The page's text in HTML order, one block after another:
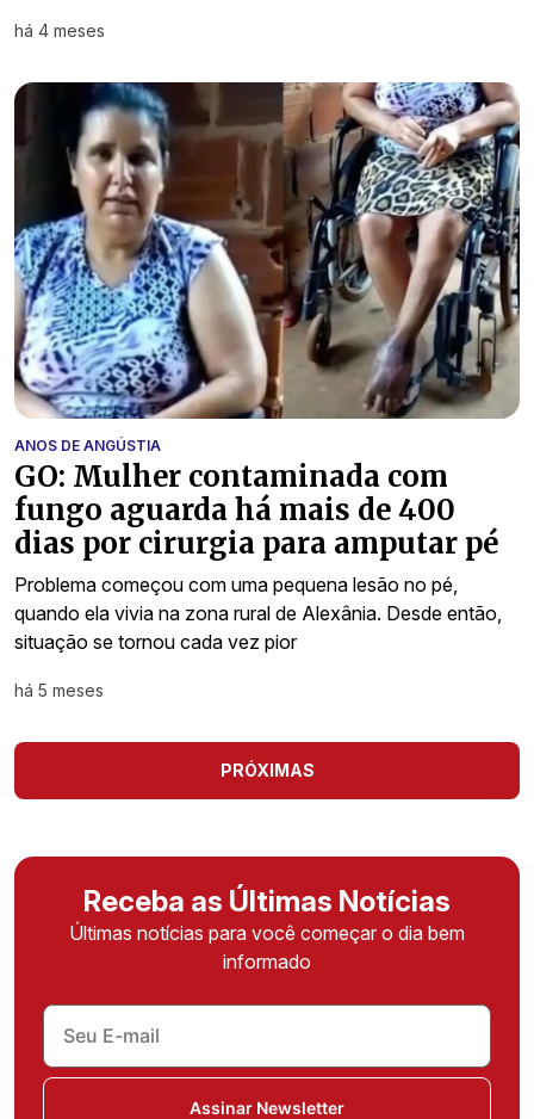
há 4 meses
ANOS DE ANGÚSTIA
GO: Mulher contaminada com
fungo aguarda há mais de 400
dias por cirurgia para amputar pé
Problema começou com uma pequena lesão no pé,
quando ela vivia na zona rural de Alexânia. Desde então,
situação se tornou cada vez pior
há 5 meses
PRÓXIMAS
Receba as Últimas Notícias
Últimas notícias para você começar o dia bem
informado
Assinar Newsletter